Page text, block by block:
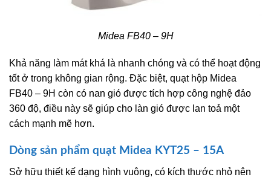
Midea FB40 – 9H
Khả năng làm mát khá là nhanh chóng và có thể hoạt động
tốt ở trong không gian rộng. Đặc biệt, quạt hộp Midea
FB40 – 9H còn có nan gió được tích hợp công nghệ đảo
360 độ, điều này sẽ giúp cho làn gió được lan toả một
cách mạnh mẽ hơn.
Dòng sản phẩm quạt Midea KYT25 – 15A
Sở hữu thiết kế dạng hình vuông, có kích thước nhỏ nên